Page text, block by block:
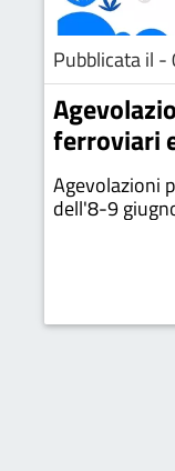
Pubblicata il
ferroviari
Agevolazioni
dell'8-9